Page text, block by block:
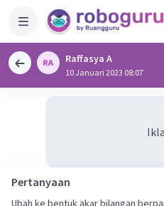
Raffasya A
10 Januari 2023 08:07
Pertanyaan
Ubah ke bentuk akar bilangan